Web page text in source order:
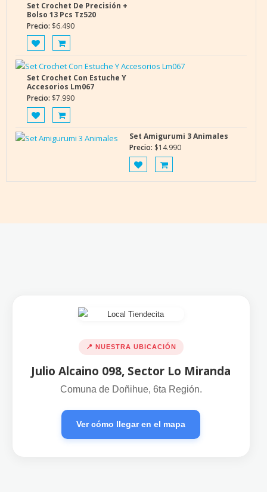
Set Crochet De Precisión +
Bolso 13 Pcs Tz520
Precio: $6.490
Set Crochet Con Estuche Y
Accesorios Lm067
Precio: $7.990
Set Amigurumi 3 Animales
Precio: $14.990
📍 NUESTRA UBICACIÓN
Julio Alcaino 098, Sector Lo Miranda
Comuna de Doñihue, 6ta Región.
Ver cómo llegar en el mapa